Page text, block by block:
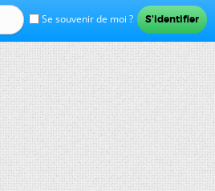
Se souvenir de moi ?